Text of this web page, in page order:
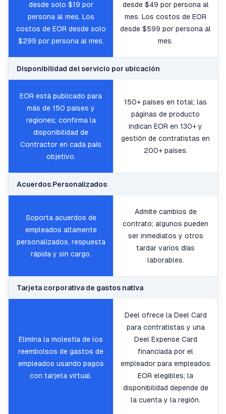
desde solo $19 por
persona al mes. Los
costos de EOR desde solo
$299 por persona al mes.
desde $49 por persona al
mes. Los costos de EOR
desde $599 por persona al
mes.
Disponibilidad del servicio por ubicación
EOR está publicado para
más de 150 países y
regiones; confirma la
disponibilidad de
Contractor en cada país
objetivo.
150+ países en total; las
páginas de producto
indican EOR en 130+ y
gestión de contratistas en
200+ países.
Acuerdos Personalizados
Soporta acuerdos de
empleados altamente
personalizados, respuesta
rápida y sin cargo.
Admite cambios de
contrato; algunos pueden
ser inmediatos y otros
tardar varios días
laborables.
Tarjeta corporativa de gastos nativa
Elimina la molestia de los
reembolsos de gastos de
empleados usando pagos
con tarjeta virtual.
Deel ofrece la Deel Card
para contratistas y una
Deel Expense Card
financiada por el
empleador para empleados
EOR elegibles; la
disponibilidad depende de
la cuenta y la región.